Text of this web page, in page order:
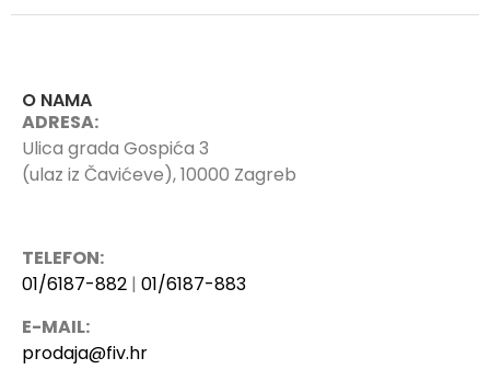
O NAMA
ADRESA:
Ulica grada Gospića 3
(ulaz iz Čavićeve), 10000 Zagreb
TELEFON:
01/6187-882 | 01/6187-883
E-MAIL:
prodaja@fiv.hr